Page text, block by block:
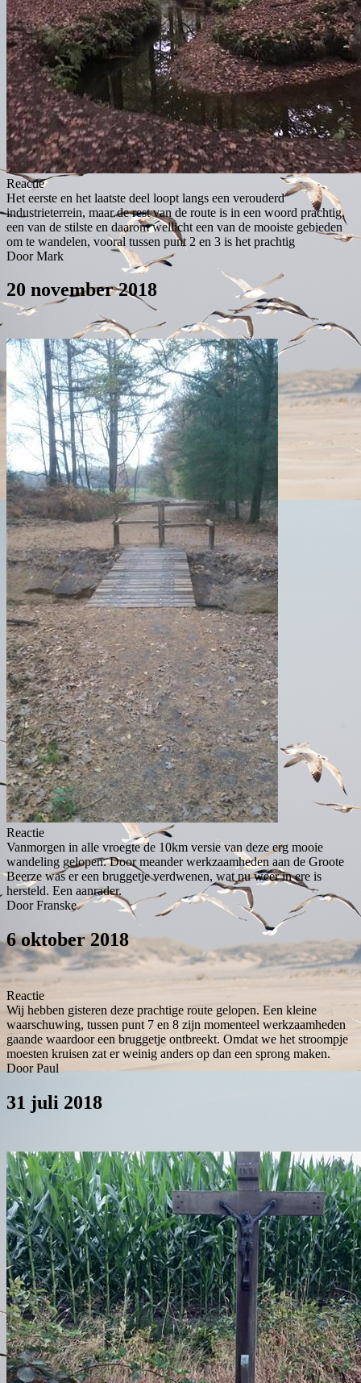
Reactie
Het eerste en het laatste deel loopt langs een verouderd
industrieterrein, maar de rest van de route is in een woord prachtig,
een van de stilste en daarom wellicht een van de mooiste gebieden
om te wandelen, vooral tussen punt 2 en 3 is het prachtig
Door Mark
20 november 2018
Reactie
Vanmorgen in alle vroegte de 10km versie van deze erg mooie
wandeling gelopen. Door meander werkzaamheden aan de Groote
Beerze was er een bruggetje verdwenen, wat nu weer in ere is
hersteld. Een aanrader.
Door Franske
6 oktober 2018
Reactie
Wij hebben gisteren deze prachtige route gelopen. Een kleine
waarschuwing, tussen punt 7 en 8 zijn momenteel werkzaamheden
gaande waardoor een bruggetje ontbreekt. Omdat we het stroompje
moesten kruisen zat er weinig anders op dan een sprong maken.
Door Paul
31 juli 2018